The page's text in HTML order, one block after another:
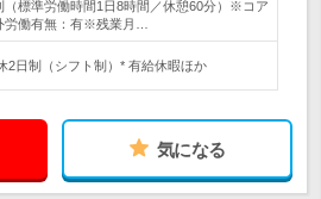
（標準労働時間1日8時間／休憩60分）※コア
働有無：有※残業月…
2日制（シフト制）* 有給休暇ほか
気になる